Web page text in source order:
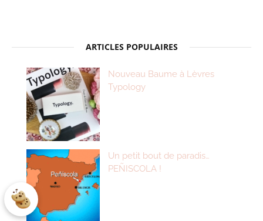
ARTICLES POPULAIRES
Nouveau Baume à Lèvres
Typology
Un petit bout de paradis…
PEÑISCOLA !